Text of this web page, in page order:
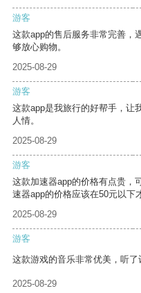
游客
这款app的售后服务非常完善，
够放心购物。
2025-08-29
游客
这款app是我旅行的好帮手，让
人情。
2025-08-29
游客
这款加速器app的价格有点贵，
速器app的价格应该在50元以下
2025-08-29
游客
这款游戏的音乐非常优美，听了
2025-08-29